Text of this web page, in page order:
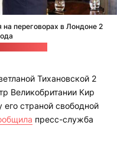
переговорах в Лондоне 2
Тихановской 2
Великобритании Кир
страной свободной
пресс-служба